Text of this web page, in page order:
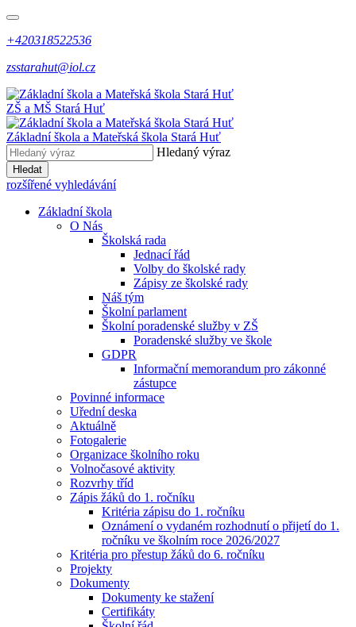
+420318522536
zsstarahut@iol.cz
ZŠ a MŠ Stará Huť
Základní škola a Mateřská škola Stará Huť
Hledaný výraz
Hledat
rozšířené vyhledávání
Základní škola
O Nás
Školská rada
Jednací řád
Volby do školské rady
Zápisy ze školské rady
Náš tým
Školní parlament
Školní poradenské služby v ZŠ
Poradenské služby ve škole
GDPR
Informační memorandum pro zákonné
zástupce
Povinné informace
Uřední deska
Aktuálně
Fotogalerie
Organizace školního roku
Volnočasové aktivity
Rozvrhy tříd
Zápis žáků do 1. ročníku
Kritéria zápisu do 1. ročníku
Oznámení o vydaném rozhodnutí o přijetí do 1.
ročníku ve školním roce 2026/2027
Kritéria pro přestup žáků do 6. ročníku
Projekty
Dokumenty
Dokumenty ke stažení
Certifikáty